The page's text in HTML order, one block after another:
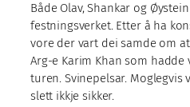
Både Olav, Shankar og
festningsverket. Etter å ha
vore der vart dei samde om
Arg-e Karim Khan som
turen. Svinepelsar. Moglegvis
slett ikkje sikker.